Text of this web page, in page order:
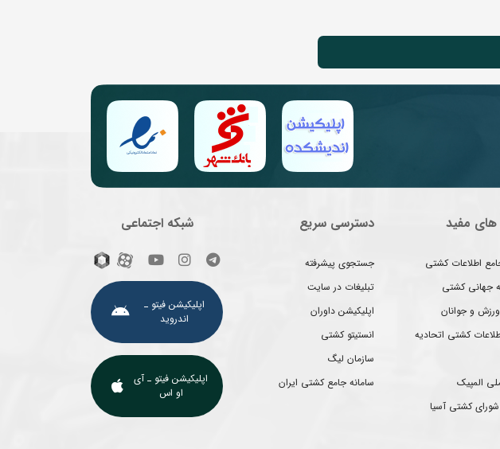
های مفید
اطلاعات کشتی
جهانی کشتی
و جوانان
کشتی اتحادیه
المپیک
کشتی آسیا
دسترسی سریع
جستجوی پیشرفته
تبلیغات در سایت
اپلیکیشن داوران
انستیتو کشتی
سازمان لیگ
سامانه جامع کشتی ایران
شبکه اجتماعی
اپلیکیشن فیتو ـ
اندروید
اپلیکیشن فیتو ـ آی
او اس